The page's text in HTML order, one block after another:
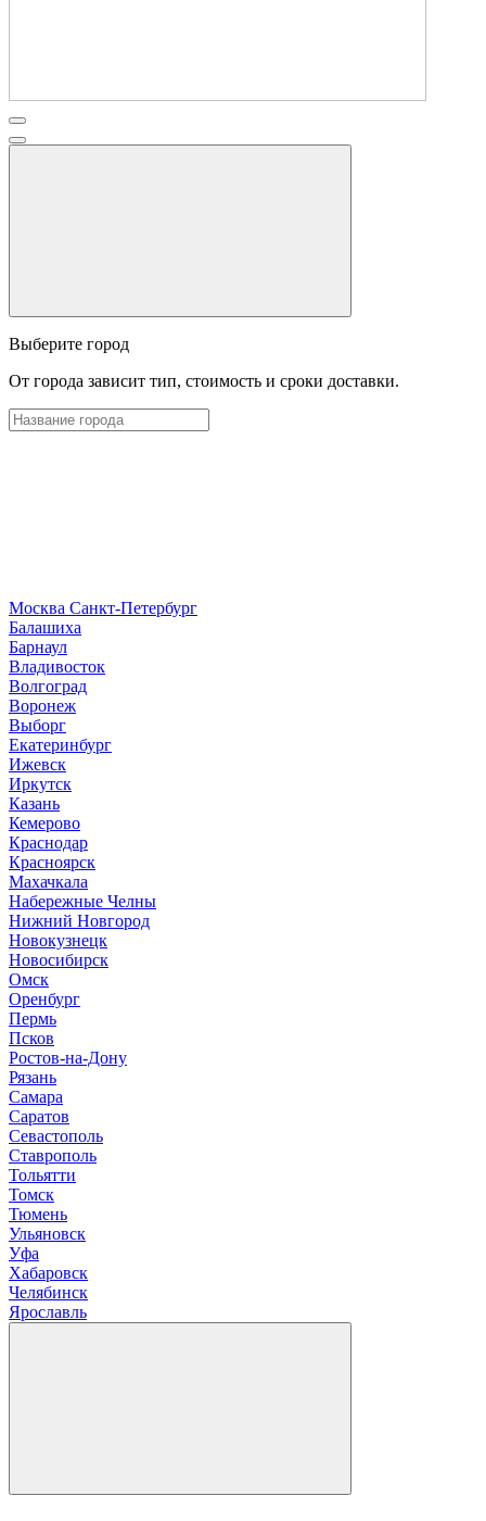
Выберите город
От города зависит тип, стоимость и сроки доставки.
Москва Санкт-Петербург
Балашиха
Барнаул
Владивосток
Волгоград
Воронеж
Выборг
Екатеринбург
Ижевск
Иркутск
Казань
Кемерово
Краснодар
Красноярск
Махачкала
Набережные Челны
Нижний Новгород
Новокузнецк
Новосибирск
Омск
Оренбург
Пермь
Псков
Ростов-на-Дону
Рязань
Самара
Саратов
Севастополь
Ставрополь
Тольятти
Томск
Тюмень
Ульяновск
Уфа
Хабаровск
Челябинск
Ярославль